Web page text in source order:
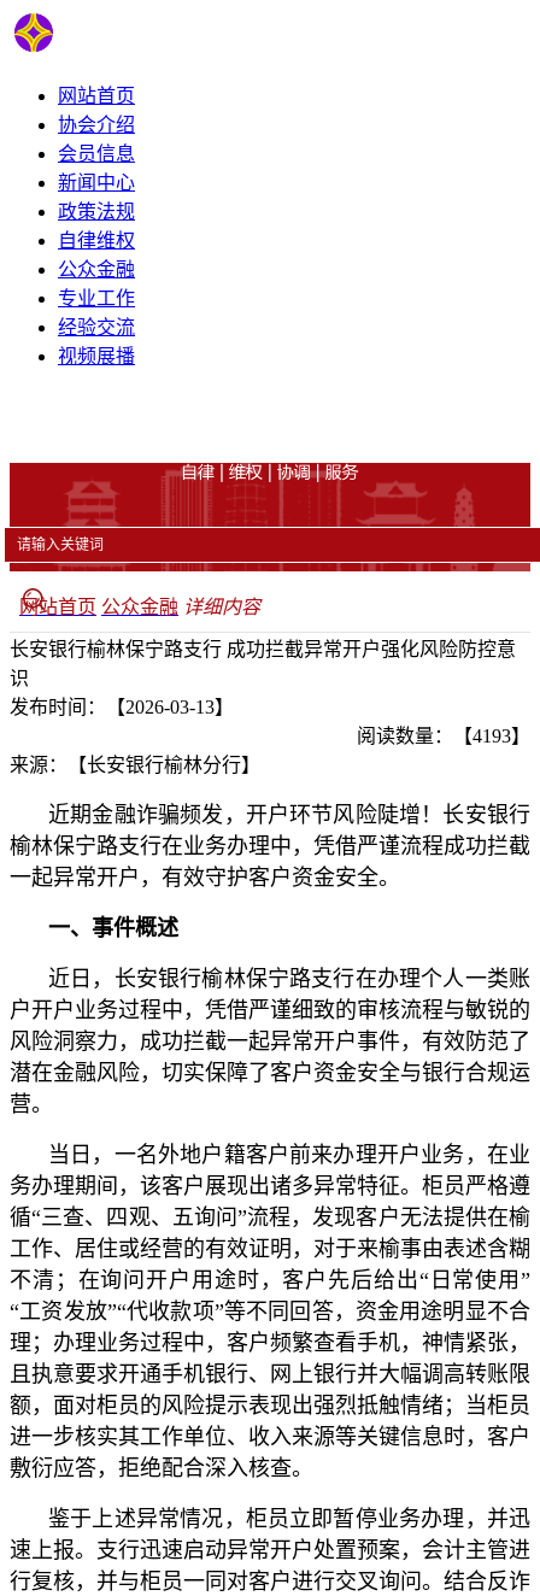
网站首页
协会介绍
会员信息
新闻中心
政策法规
自律维权
公众金融
专业工作
经验交流
视频展播
网站首页 公众金融 详细内容
长安银行榆林保宁路支行 成功拦截异常开户强化风险防控意
识
发布时间：【2026-03-13】
阅读数量：【4193】
来源：【长安银行榆林分行】
近期金融诈骗频发，开户环节风险陡增！长安银行
榆林保宁路支行在业务办理中，凭借严谨流程成功拦截
一起异常开户，有效守护客户资金安全。
一、事件概述
近日，长安银行榆林保宁路支行在办理个人一类账
户开户业务过程中，凭借严谨细致的审核流程与敏锐的
风险洞察力，成功拦截一起异常开户事件，有效防范了
潜在金融风险，切实保障了客户资金安全与银行合规运
营。
当日，一名外地户籍客户前来办理开户业务，在业
务办理期间，该客户展现出诸多异常特征。柜员严格遵
循“三查、四观、五询问”流程，发现客户无法提供在榆
工作、居住或经营的有效证明，对于来榆事由表述含糊
不清；在询问开户用途时，客户先后给出“日常使用”
“工资发放”“代收款项”等不同回答，资金用途明显不合
理；办理业务过程中，客户频繁查看手机，神情紧张，
且执意要求开通手机银行、网上银行并大幅调高转账限
额，面对柜员的风险提示表现出强烈抵触情绪；当柜员
进一步核实其工作单位、收入来源等关键信息时，客户
敷衍应答，拒绝配合深入核查。
鉴于上述异常情况，柜员立即暂停业务办理，并迅
速上报。支行迅速启动异常开户处置预案，会计主管进
行复核，并与柜员一同对客户进行交叉询问。结合反诈